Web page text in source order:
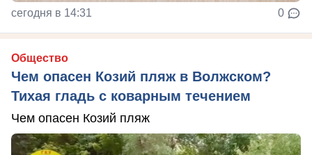
сегодня в 14:31 0
Общество
Чем опасен Козий пляж в Волжском?
Тихая гладь с коварным течением
Чем опасен Козий пляж